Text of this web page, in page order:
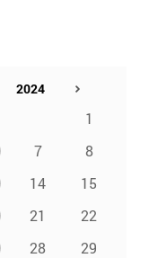
1
7
8
14
15
21
22
28
29